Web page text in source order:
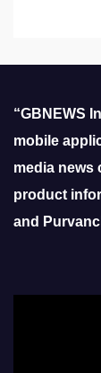
“GBNEWS
mobile
media news
product
and